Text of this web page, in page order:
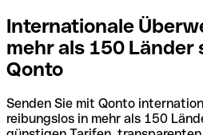
Internationale
mehr als 150 Länder
Qonto
Senden Sie mit Qonto
reibungslos in mehr als 150